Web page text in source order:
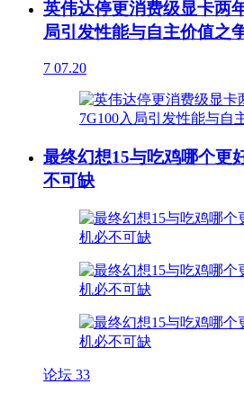
英伟达停更消费级显卡两
局引发性能与自主价值之
7 07.20
最终幻想15与吃鸡哪个更
不可缺
论坛 33